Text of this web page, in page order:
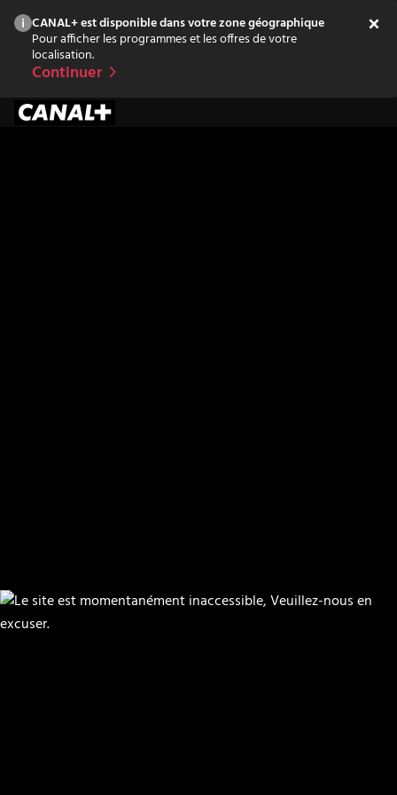
CANAL+ est disponible dans votre zone géographique
Pour afficher les programmes et les offres de votre
localisation.
Continuer